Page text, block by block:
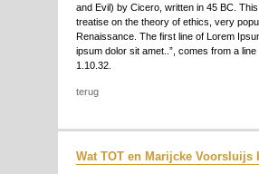
and Evil) by Cicero, written in 45 BC.
treatise on the theory of ethics, very
Renaissance. The first line of Lorem
ipsum dolor sit amet..”, comes from a
1.10.32.
terug
Wat TOT en Marijcke Voorsluijs